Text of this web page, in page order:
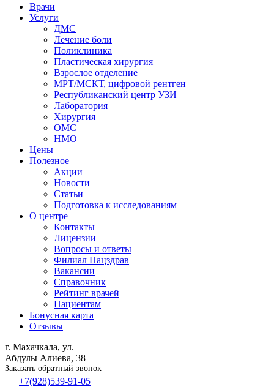
Врачи
Услуги
ДМС
Лечение боли
Поликлиника
Пластическая хирургия
Взрослое отделение
МРТ/МСКТ, цифровой рентген
Республиканский центр УЗИ
Лаборатория
Хирургия
ОМС
НМО
Цены
Полезное
Акции
Новости
Статьи
Подготовка к исследованиям
О центре
Контакты
Лицензии
Вопросы и ответы
Филиал Нацздрав
Вакансии
Справочник
Рейтинг врачей
Пациентам
Бонусная карта
Отзывы
г. Махачкала, ул.
Абдулы Алиева, 38
Заказать обратный звонок
+7(928)539-91-05